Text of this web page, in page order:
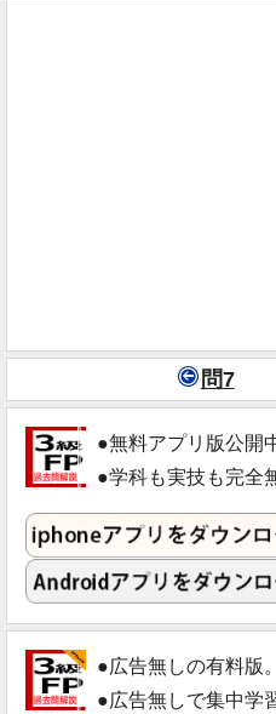
問7
●無料アプリ版公開
●学科も実技も完全
●広告無しの有料版。
●広告無しで集中学